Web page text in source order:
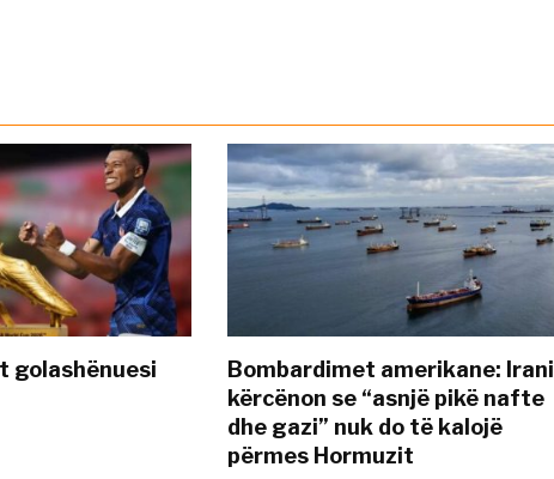
golashënuesi
Bombardimet amerikane: Irani
kërcënon se “asnjë pikë nafte
dhe gazi” nuk do të kalojë
përmes Hormuzit